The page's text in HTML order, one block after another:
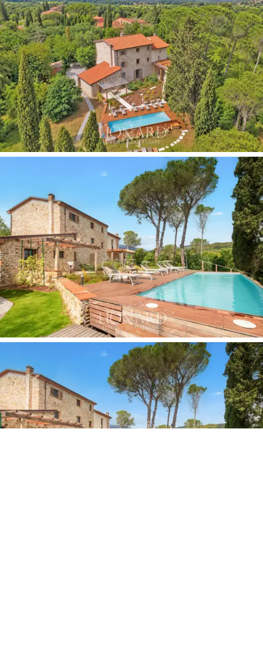
mobiliário de alta qualidade que dialoga com o contexto
histórico sem o imitar.
Os sete quartos estão em harmonia com oestilo
tradicional da propriedade.Os seis banheiros, com
acabamentos de alta qualidade, completam os
aposentos com um alto padrão. A distribuição em três
níveis garante flexibilidade na administração das
diferentes unidades.
Os jardins privados de aproximadamente 1,4 hectares
circundam a casa de campo, com olivais, vegetação
mediterrânea natural e espaços verdes que se abrem
para a paisagem rural circundante e as colinas
onduladas do Val di Cornia. A piscina é o ponto central
das áreas externas e o elemento mais pitoresco da
propriedade durante os meses de verão. Oelevado
nível de privacidade proporcionado pela dimensão do
terrenogarante que a casa de campo esteja
completamente isolada no seu entorno.